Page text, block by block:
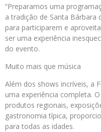
“Preparamos uma
a tradição de Santa Bárbara
para participarem e
ser uma experiência
do evento.
Muito mais que música
Além dos shows incríveis, a
uma experiência completa.
produtos regionais,
gastronomia típica,
para todas as idades.